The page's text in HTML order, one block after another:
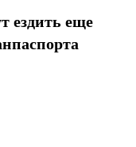
ездить еще